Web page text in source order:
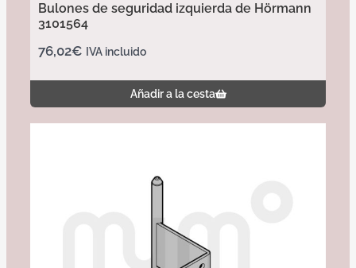
Bulones de seguridad izquierda de Hörmann
3101564
76,02€ IVA incluido
Añadir a la cesta